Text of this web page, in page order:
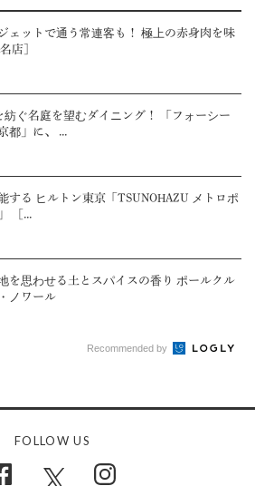
ェットで通う常連客も！ 極上の赤身肉を味
店］
紡ぐ名庭を望むダイニング！ 「フォーシー
都」に、 ...
する ヒルトン東京「TSUNOHAZU メトロポ
［...
を思わせる土とスパイスの香り ポールクル
ノワール
Recommended by
FOLLOW US